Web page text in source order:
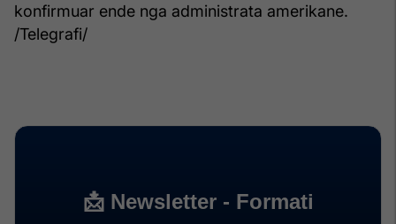
konfirmuar ende nga administrata amerikane.
/Telegrafi/